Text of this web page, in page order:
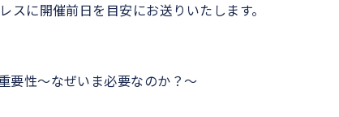
に開催前日を目安にお送りいたします。
要性～なぜいま必要なのか？～